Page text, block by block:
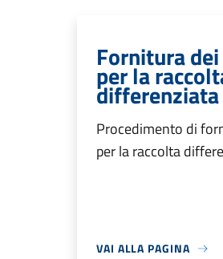
Fornitura
per la
differenziata
Procedimento di
per la raccolta
VAI ALLA PAGINA